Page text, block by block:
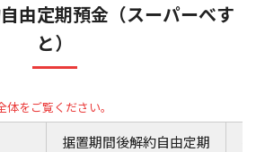
由定期預金（スーパーべす
と）
据置期間後解約自由定期